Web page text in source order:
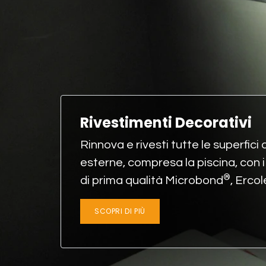
Rivestimenti Decorativi
Rinnova e rivesti tutte le superfici
esterne, compresa la piscina, con
di prima qualità Microbond®,
SCOPRI DI PIÙ